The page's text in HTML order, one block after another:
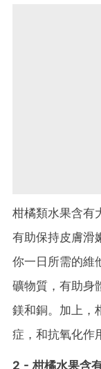
柑橘類水果含有
有助保持皮膚滑
你一日所需的維
礦物質，有助身
鎂和銅。加上，
症，和抗氧化作
2 - 柑橘水果含